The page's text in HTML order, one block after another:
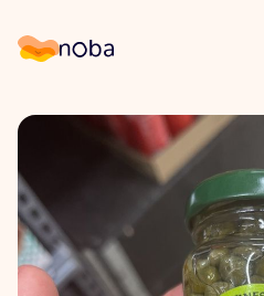
Noba